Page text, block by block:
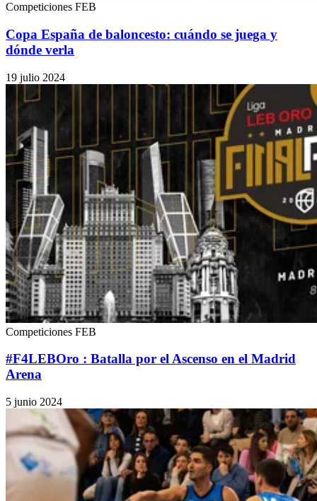
Competiciones FEB
Copa España de baloncesto: cuándo se juega y
dónde verla
19 julio 2024
Competiciones FEB
#F4LEBOro : Batalla por el Ascenso en el Madrid
Arena
5 junio 2024